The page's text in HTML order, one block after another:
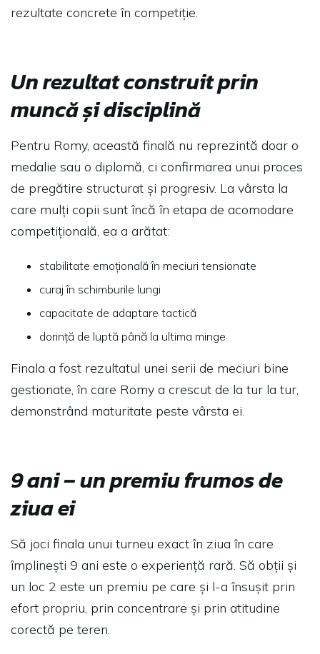
rezultate concrete în competiție.
Un rezultat construit prin
muncă și disciplină
Pentru Romy, această finală nu reprezintă doar o
medalie sau o diplomă, ci confirmarea unui proces
de pregătire structurat și progresiv. La vârsta la
care mulți copii sunt încă în etapa de acomodare
competițională, ea a arătat:
stabilitate emoțională în meciuri tensionate
curaj în schimburile lungi
capacitate de adaptare tactică
dorință de luptă până la ultima minge
Finala a fost rezultatul unei serii de meciuri bine
gestionate, în care Romy a crescut de la tur la tur,
demonstrând maturitate peste vârsta ei.
9 ani – un premiu frumos de
ziua ei
Să joci finala unui turneu exact în ziua în care
împlinești 9 ani este o experiență rară. Să obții și
un loc 2 este un premiu pe care și l-a însușit prin
efort propriu, prin concentrare și prin atitudine
corectă pe teren.